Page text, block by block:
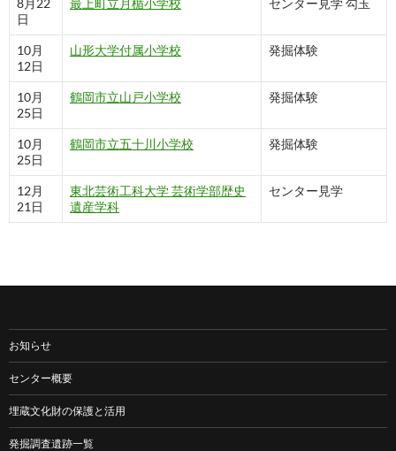
8月22
日
最上町立月楯小学校 センター見学 勾玉
10月
12日
山形大学付属小学校 発掘体験
10月
25日
鶴岡市立山戸小学校 発掘体験
10月
25日
鶴岡市立五十川小学校 発掘体験
12月
21日
東北芸術工科大学 芸術学部歴史
遺産学科
センター見学
お知らせ
センター概要
埋蔵文化財の保護と活用
発掘調査遺跡一覧